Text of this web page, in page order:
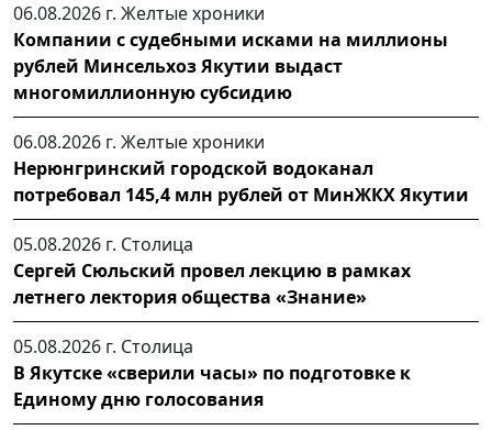
06.08.2026 г. Желтые хроники
Компании с судебными исками на миллионы
рублей Минсельхоз Якутии выдаст
многомиллионную субсидию
06.08.2026 г. Желтые хроники
Нерюнгринский городской водоканал
потребовал 145,4 млн рублей от МинЖКХ Якутии
05.08.2026 г. Столица
Сергей Сюльский провел лекцию в рамках
летнего лектория общества «Знание»
05.08.2026 г. Столица
В Якутске «сверили часы» по подготовке к
Единому дню голосования